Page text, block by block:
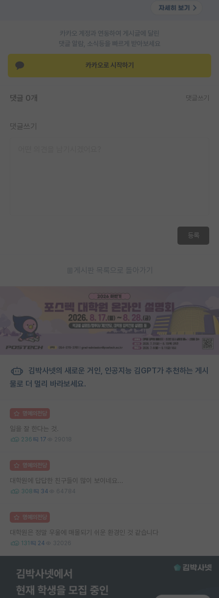
장학금/장학생 게시판
학술 정보 게시판
커리어
이벤트
카카오 계정과 연동하여 게시글에 달린
댓글 알람, 소식등을 빠르게 받아보세요
카카오로 시작하기
댓글 0개 댓글쓰기
댓글쓰기
등록
게시판 목록으로 돌아가기
김박사넷의 새로운 거인, 인공지능 김GPT가 추천하는 게시
물로 더 멀리 바라보세요.
명예의전당
일을 잘 한다는 것.
236 17 29018
명예의전당
대학원에 답답한 친구들이 많이 보이네요...
308 34 64784
명예의전당
대학원은 정말 우울에 매몰되기 쉬운 환경인 것 같습니다
131 24 32026